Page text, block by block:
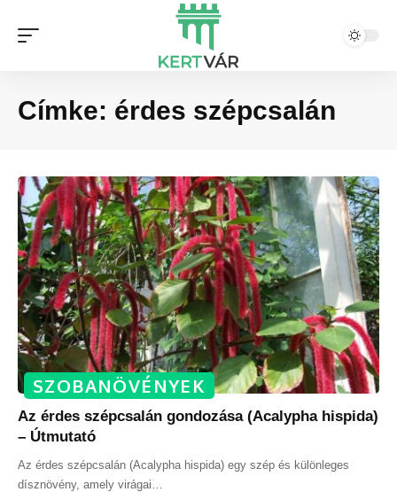
Címke: érdes szépcsalán
SZOBANÖVÉNYEK
Az érdes szépcsalán gondozása (Acalypha hispida)
– Útmutató
Az érdes szépcsalán (Acalypha hispida) egy szép és különleges
dísznövény, amely virágai